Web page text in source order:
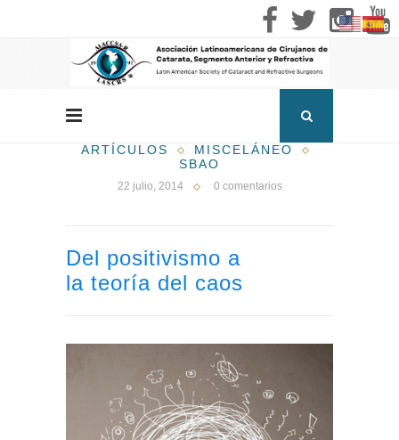
ARTÍCULOS
MISCELÁNEO
SBAO
22 julio, 2014 0 comentarios
Del positivismo a
la teoría del caos